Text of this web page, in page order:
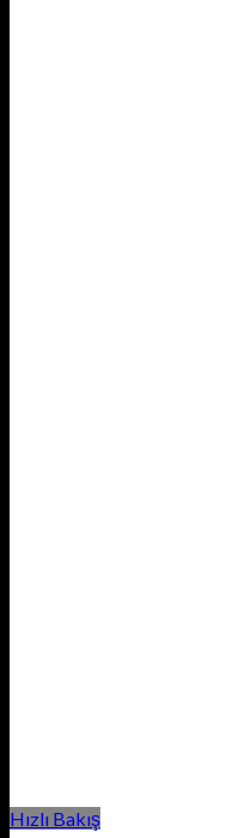
Hızlı Bakış